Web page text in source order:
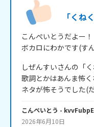
「くね
こんぺいとうだよー！
ボカロにわかです(す
しぜんすいさんの「
歌詞とかはあんま怖
ネタが怖そうでした(
こんぺいとう -
2026年6月10日